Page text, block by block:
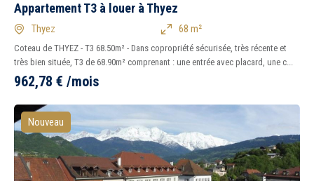
Appartement T3 à louer à Thyez
Thyez 68 m²
Coteau de THYEZ - T3 68.50m² - Dans copropriété sécurisée, très récente et
très bien située, T3 de 68.90m² comprenant : une entrée avec placard, une c...
962,78 € /mois
Nouveau